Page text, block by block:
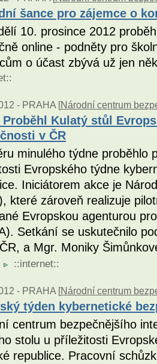
šance pro zájemce o
10. prosince 2012
online - podněty pro
o účast zbývá už jen
::
- PRAHA [Národní centrum
Proběhl Kulatý stůl
v ČR
minulého týdne proběhlo
Evropského týdne
Iniciátorem akce je
které zároveň realizuje
Evropskou agenturou
Setkání se uskutečnilo
a Mgr. Moniky
::internet::
- PRAHA [Národní centrum
týden kybernetické
centrum bezpečnějšího
stolu u příležitosti
republice. Pracovní